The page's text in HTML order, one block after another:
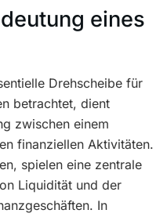
eines
Drehscheibe für
betrachtet, dient
zwischen einem
finanziellen Aktivitäten.
spielen eine zentrale
Liquidität und der
In